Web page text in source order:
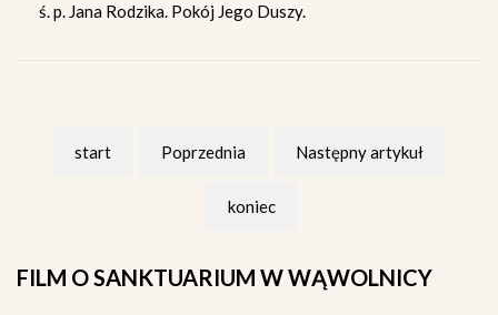
ś. p. Jana Rodzika. Pokój Jego Duszy.
start Poprzednia Następny artykuł
koniec
FILM O SANKTUARIUM W WĄWOLNICY